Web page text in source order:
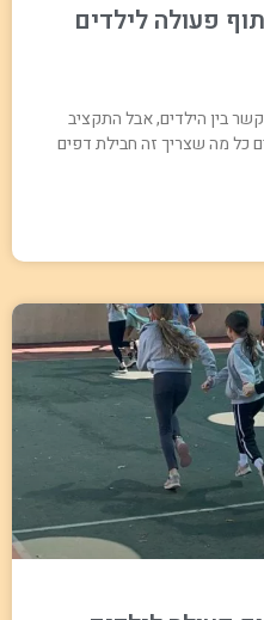
פעולה לילדים
בין הילדים, אבל התקציב
כל מה שצריך זה חבילת דפים